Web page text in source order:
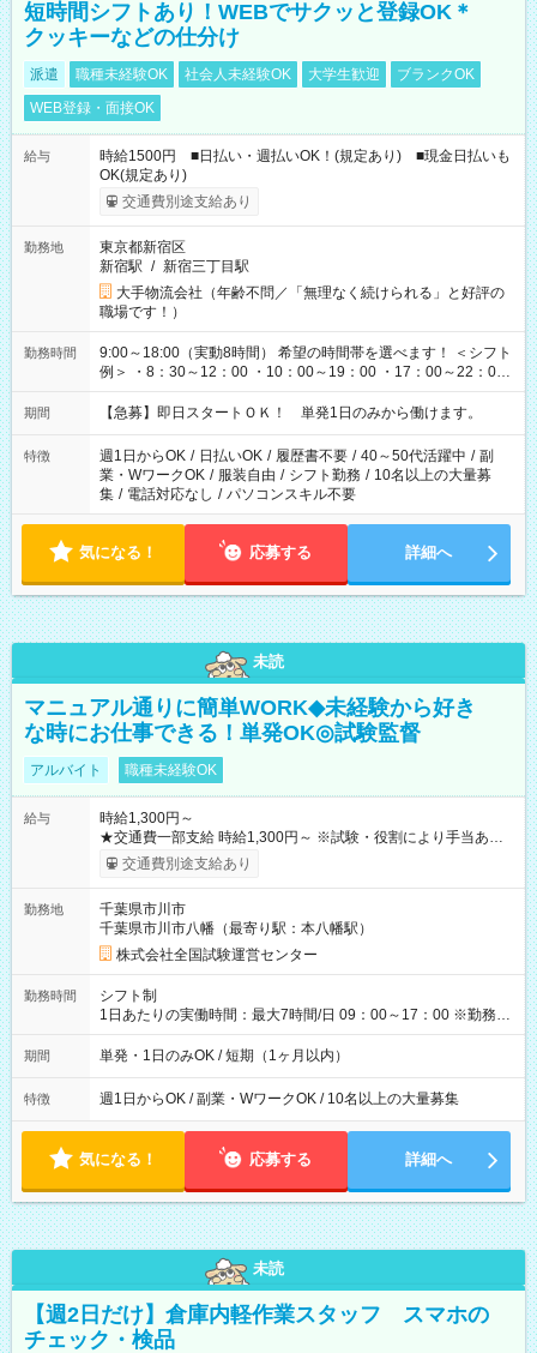
短時間シフトあり！WEBでサクッと登録OK＊
クッキーなどの仕分け
派遣 職種未経験OK 社会人未経験OK 大学生歓迎
ブランクOK
WEB登録・面接OK
給与
時給1500円 ■日払い・週払いOK！(規定あり) ■現金日払いも
OK(規定あり)
交通費別途支給あり
勤務地
東京都新宿区
新宿駅 / 新宿三丁目駅
大手物流会社（年齢不問／「無理なく続けられる」と好評の
職場です！）
勤務時間
9:00～18:00（実動8時間） 希望の時間帯を選べます！ ＜シフト
例＞ ・8：30～12：00 ・10：00～19：00 ・17：00～22：00
・13：00～22：00 ・22：00～翌6：00 など
期間 【急募】即日スタートＯＫ！ 単発1日のみから働けます。
特徴 週1日からOK / 日払いOK / 履歴書不要 / 40～50代活躍中 / 副
業・WワークOK / 服装自由 / シフト勤務 / 10名以上の大量募
集 / 電話対応なし / パソコンスキル不要
気になる！ 応募する 詳細へ
未読
マニュアル通りに簡単WORK◆未経験から好き
な時にお仕事できる！単発OK◎試験監督
アルバイト 職種未経験OK
給与
時給1,300円～
★交通費一部支給 時給1,300円～ ※試験・役割により手当あり
※勤務回数により昇給あり 【即給（前払い）オプションあ
り！】 希望される場合、勤務から1週間ほどで給与の一部を受け
例】 ・河合塾模擬試験 8:30～17:30（休憩1時間） 時給1,300円
×8時間＝日収10,400円＋交通費 ※当日の役割により時給＋100
円の場合あり ・国家試験 7:00～13:30（休憩なし） 時給1,300
円（役割手当＋100円）×6時間＝日収8,400円＋交通費 【試用期
間】試用期間なし
交通費別途支給あり
勤務地
千葉県市川市
千葉県市川市八幡（最寄り駅：本八幡駅）
株式会社全国試験運営センター
勤務時間
シフト制
1日あたりの実働時間：最大7時間/日 09：00～17：00 ※勤務時
間は 試験により異なります。
期間 単発・1日のみOK / 短期（1ヶ月以内）
特徴 週1日からOK / 副業・WワークOK / 10名以上の大量募集
気になる！ 応募する 詳細へ
未読
【週2日だけ】倉庫内軽作業スタッフ スマホの
チェック・検品